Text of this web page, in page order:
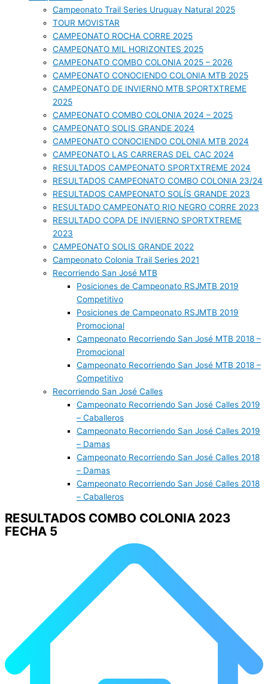
Campeonato Trail Series Uruguay Natural 2025
TOUR MOVISTAR
CAMPEONATO ROCHA CORRE 2025
CAMPEONATO MIL HORIZONTES 2025
CAMPEONATO COMBO COLONIA 2025 – 2026
CAMPEONATO CONOCIENDO COLONIA MTB 2025
CAMPEONATO DE INVIERNO MTB SPORTXTREME
2025
CAMPEONATO COMBO COLONIA 2024 – 2025
CAMPEONATO SOLIS GRANDE 2024
CAMPEONATO CONOCIENDO COLONIA MTB 2024
CAMPEONATO LAS CARRERAS DEL CAC 2024
RESULTADOS CAMPEONATO SPORTXTREME 2024
RESULTADOS CAMPEONATO COMBO COLONIA 23/24
RESULTADOS CAMPEONATO SOLÍS GRANDE 2023
RESULTADO CAMPEONATO RIO NEGRO CORRE 2023
RESULTADO COPA DE INVIERNO SPORTXTREME
2023
CAMPEONATO SOLIS GRANDE 2022
Campeonato Colonia Trail Series 2021
Recorriendo San José MTB
Posiciones de Campeonato RSJMTB 2019
Competitivo
Posiciones de Campeonato RSJMTB 2019
Promocional
Campeonato Recorriendo San José MTB 2018 –
Promocional
Campeonato Recorriendo San José MTB 2018 –
Competitivo
Recorriendo San José Calles
Campeonato Recorriendo San José Calles 2019
– Caballeros
Campeonato Recorriendo San José Calles 2019
– Damas
Campeonato Recorriendo San José Calles 2018
– Damas
Campeonato Recorriendo San José Calles 2018
– Caballeros
RESULTADOS COMBO COLONIA 2023
FECHA 5